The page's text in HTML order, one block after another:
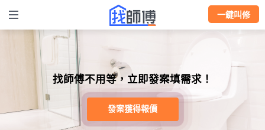
一鍵叫修
找師傅不用等，立即發案填需求！
發案獲得報價